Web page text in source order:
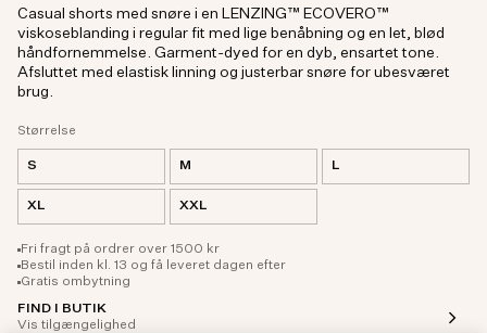
Størrelse
S M L
XL XXL
Fri fragt på ordrer over 1500 kr
Bestil inden kl. 13 og få leveret dagen efter
Gratis ombytning
FIND I BUTIK
Vis tilgængelighed
Casual shorts med snøre i en LENZING™ ECOVERO™
viskoseblanding i regular fit med lige benåbning og en let, blød
håndfornemmelse. Garment-dyed for en dyb, ensartet tone.
Afsluttet med elastisk linning og justerbar snøre for ubesværet
brug.